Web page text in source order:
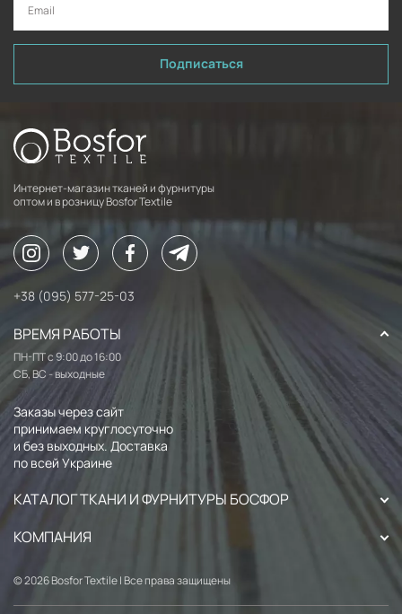
Подписаться
Интернет-магазин тканей и фурнитуры
оптом и в розницу Bosfor Textile
+38 (095) 577-25-03
ВРЕМЯ РАБОТЫ
ПН-ПТ с 9:00 до 16:00
СБ, ВС - выходные
Заказы через сайт
принимаем круглосуточно
и без выходных. Доставка
по всей Украине
КАТАЛОГ ТКАНИ И ФУРНИТУРЫ БОСФОР
КОМПАНИЯ
© 2026 Bosfor Textile | Все права защищены